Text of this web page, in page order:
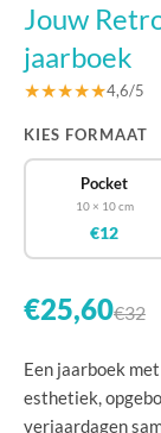
Jouw
jaarboek
★★★★★4,6/5
KIES FORMAAT
Pocket
10 × 10 cm
€12
€25,60€32
Een jaarboek
esthetiek,
verjaardagen